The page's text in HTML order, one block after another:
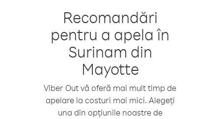
Recomandări
pentru a apela în
Surinam din
Mayotte
Viber Out vă oferă mai mult timp de
apelare la costuri mai mici. Alegeți
una din opțiunile noastre de